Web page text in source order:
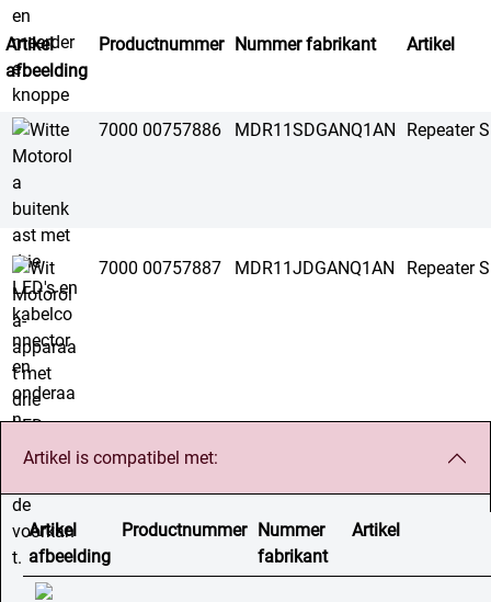
Artikel
afbeelding
Productnummer Nummer fabrikant Artikel
7000 00757886 MDR11SDGANQ1AN Repeater
7000 00757887 MDR11JDGANQ1AN Repeater
Artikel is compatibel met:
Artikel
afbeelding
Productnummer Nummer
fabrikant
Artikel